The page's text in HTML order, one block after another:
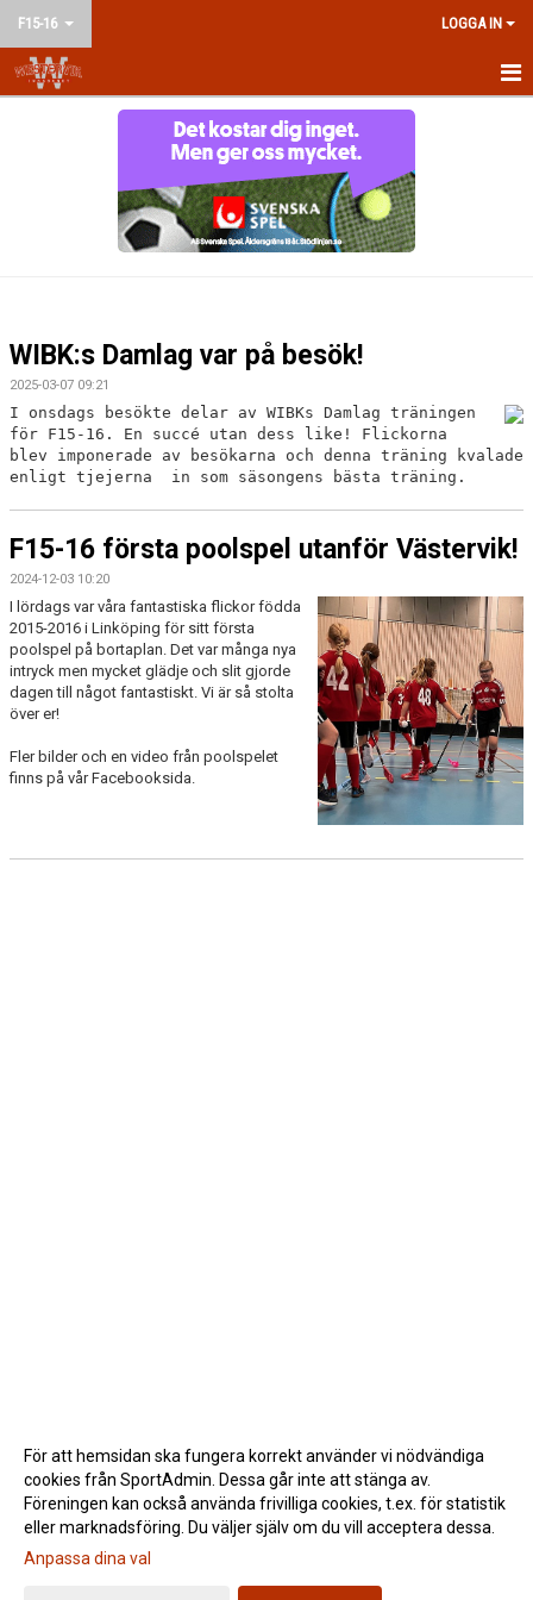
F15-16 LOGGA IN
BILDGALLERI
DOKUMENT
KONTAKT
WIBK:s Damlag var på besök!
2025-03-07 09:21
I onsdags besökte delar av WIBKs Damlag träningen
för F15-16. En succé utan dess like! Flickorna
blev imponerade av besökarna och denna träning kvalade
enligt tjejerna in som säsongens bästa träning.
F15-16 första poolspel utanför Västervik!
2024-12-03 10:20
I lördags var våra fantastiska flickor födda
2015-2016 i Linköping för sitt första
poolspel på bortaplan. Det var många nya
intryck men mycket glädje och slit gjorde
dagen till något fantastiskt. Vi är så stolta
över er!
Fler bilder och en video från poolspelet
finns på vår Facebooksida.
Gå till Webbversion
För att hemsidan ska fungera korrekt använder vi nödvändiga
cookies från SportAdmin. Dessa går inte att stänga av.
Föreningen kan också använda frivilliga cookies, t.ex. för statistik
eller marknadsföring. Du väljer själv om du vill acceptera dessa.
Anpassa dina val